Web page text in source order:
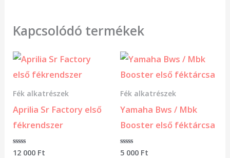
Kapcsolódó termékek
Fék alkatrészek
Aprilia Sr Factory első
fékrendszer
Értékelés:
12 000 Ft
Fék alkatrészek
Yamaha Bws / Mbk
Booster első féktárcsa
Értékelés:
5 000 Ft